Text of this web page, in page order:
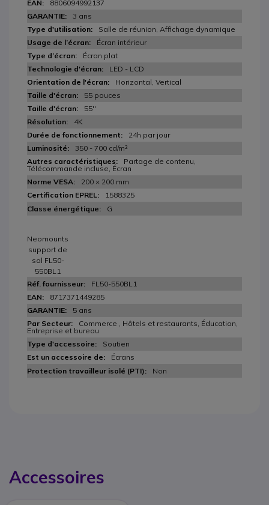
8806094992137
3 ans
Salle de réunion, Affichage dynamique
Écran intérieur
Écran plat
LED - LCD
Horizontal, Vertical
55 pouces
55''
4K
24h par jour
350 - 700 cd/m²
Partage de contenu,
Télécommande incluse, Écran
200 × 200 mm
1588325
G
Neomounts
support de
sol FL50-
550BL1
FL50-550BL1
8717371449285
5 ans
Commerce , Hôtels et restaurants, Éducation,
Entreprise et bureau
Soutien
Écrans
Non
Accessoires